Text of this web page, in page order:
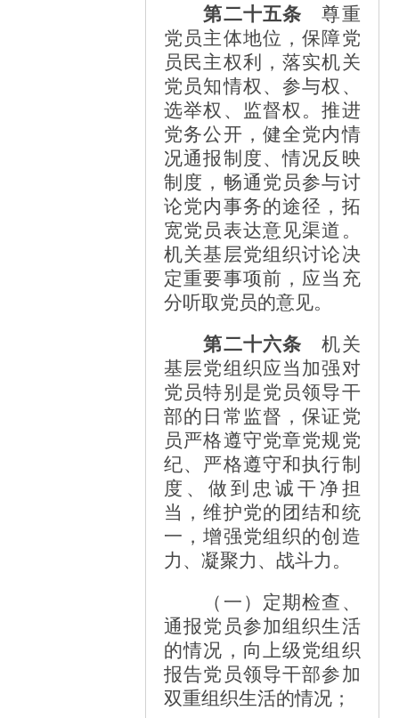
第二十五条 尊重
党员主体地位，保障党
员民主权利，落实机关
党员知情权、参与权、
选举权、监督权。推进
党务公开，健全党内情
况通报制度、情况反映
制度，畅通党员参与讨
论党内事务的途径，拓
宽党员表达意见渠道。
机关基层党组织讨论决
定重要事项前，应当充
分听取党员的意见。
第二十六条 机关
基层党组织应当加强对
党员特别是党员领导干
部的日常监督，保证党
员严格遵守党章党规党
纪、严格遵守和执行制
度、做到忠诚干净担
当，维护党的团结和统
一，增强党组织的创造
力、凝聚力、战斗力。
（一）定期检查、
通报党员参加组织生活
的情况，向上级党组织
报告党员领导干部参加
双重组织生活的情况；